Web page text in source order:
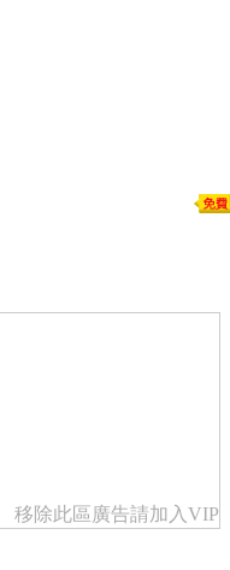
移除此區廣告請加入VIP